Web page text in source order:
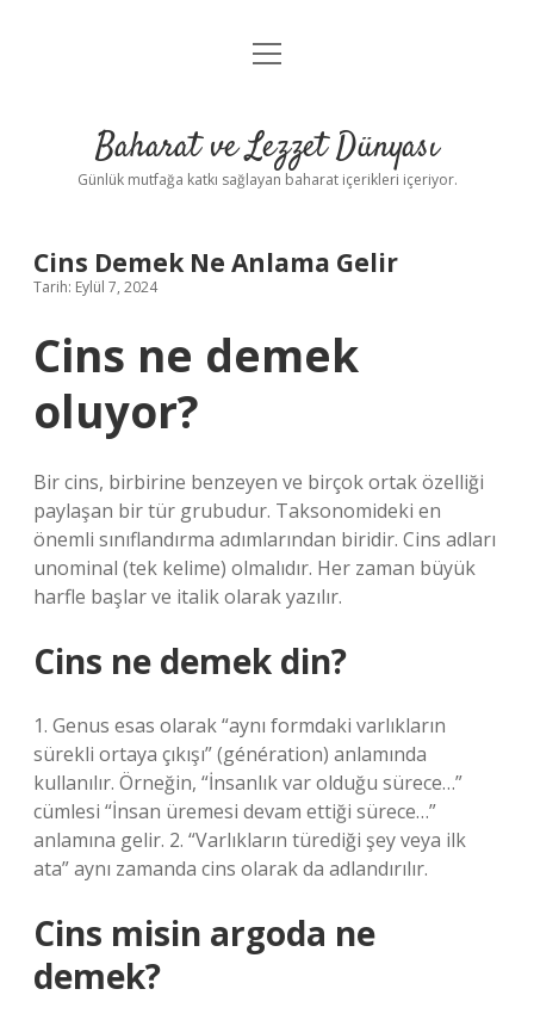
Anasayfa
Yasal Uyarı
menüyü
Baharat ve Lezzet Dünyası
Günlük mutfağa katkı sağlayan baharat içerikleri içeriyor.
Cins Demek Ne Anlama Gelir
Tarih: Eylül 7, 2024
Cins ne demek
oluyor?
Bir cins, birbirine benzeyen ve birçok ortak özelliği
paylaşan bir tür grubudur. Taksonomideki en
önemli sınıflandırma adımlarından biridir. Cins adları
unominal (tek kelime) olmalıdır. Her zaman büyük
harfle başlar ve italik olarak yazılır.
Cins ne demek din?
1. Genus esas olarak “aynı formdaki varlıkların
sürekli ortaya çıkışı” (génération) anlamında
kullanılır. Örneğin, “İnsanlık var olduğu sürece…”
cümlesi “İnsan üremesi devam ettiği sürece…”
anlamına gelir. 2. “Varlıkların türediği şey veya ilk
ata” aynı zamanda cins olarak da adlandırılır.
Cins misin argoda ne
demek?